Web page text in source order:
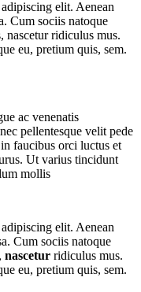
elit. Aenean
Cum sociis natoque
nascetur ridiculus mus.
eu, pretium quis, sem.
ac venenatis
pellentesque velit pede
faucibus orci luctus et
Ut varius tincidunt
mollis
elit. Aenean
Cum sociis natoque
nascetur ridiculus mus.
eu, pretium quis, sem.